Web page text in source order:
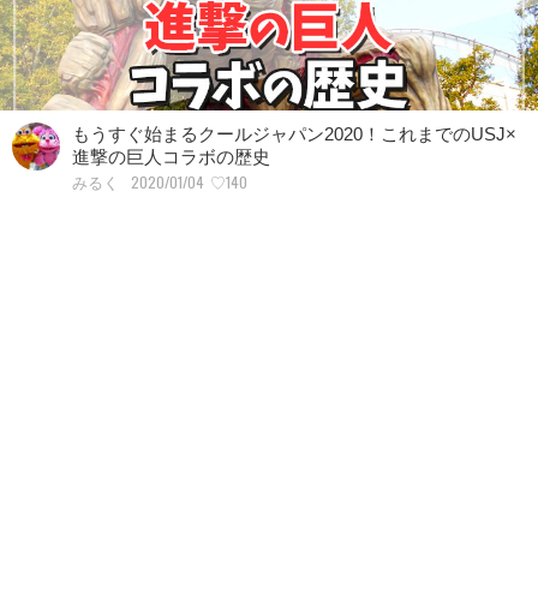
もうすぐ始まるクールジャパン2020！これまでのUSJ×
進撃の巨人コラボの歴史
みるく 2020/01/04 ♡140